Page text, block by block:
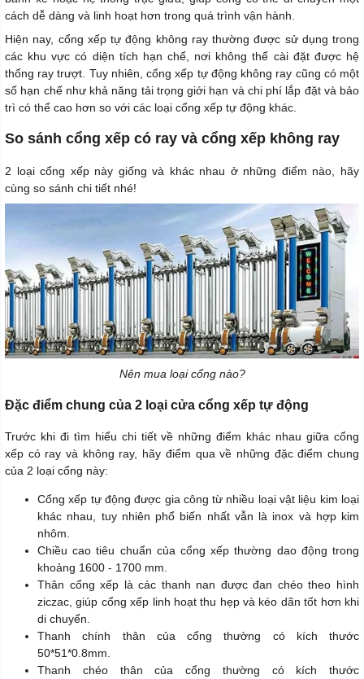
cách dễ dàng và linh hoạt hơn trong quá trình vận hành.
Hiện nay, cổng xếp tự động không ray thường được sử dụng trong
các khu vực có diện tích hạn chế, nơi không thể cài đặt được hệ
thống ray trượt. Tuy nhiên, cổng xếp tự động không ray cũng có một
số hạn chế như khả năng tải trọng giới hạn và chi phí lắp đặt và bảo
trì có thể cao hơn so với các loại cổng xếp tự động khác.
So sánh cổng xếp có ray và cổng xếp không ray
2 loại cổng xếp này giống và khác nhau ở những điểm nào, hãy
cùng so sánh chi tiết nhé!
Nên mua loại cổng nào?
Đặc điểm chung của 2 loại cửa cổng xếp tự động
Trước khi đi tìm hiểu chi tiết về những điểm khác nhau giữa cổng
xếp có ray và không ray, hãy điểm qua về những đặc điểm chung
của 2 loại cổng này:
Cổng xếp tự động được gia công từ nhiều loại vật liệu kim loại
khác nhau, tuy nhiên phổ biến nhất vẫn là inox và hợp kim
nhôm.
Chiều cao tiêu chuẩn của cổng xếp thường dao động trong
khoảng 1600 - 1700 mm.
Thân cổng xếp là các thanh nan được đan chéo theo hình
ziczac, giúp cổng xếp linh hoạt thu hẹp và kéo dãn tốt hơn khi
di chuyển.
Thanh chính thân của cổng thường có kích thước
50*51*0.8mm.
Thanh chéo thân của cổng thường có kích thước